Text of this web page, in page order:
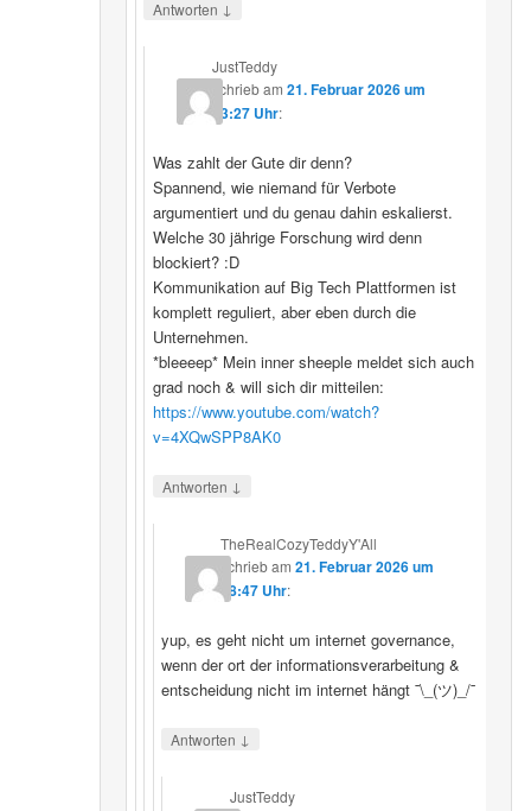
Antworten ↓
JustTeddy
schriebam 21. Februar 2026 um
13:27 Uhr:
Was zahlt der Gute dir denn?
Spannend, wie niemand für Verbote
argumentiert und du genau dahin eskalierst.
Welche 30 jährige Forschung wird denn
blockiert? :D
Kommunikation auf Big Tech Plattformen ist
komplett reguliert, aber eben durch die
Unternehmen.
*bleeeep* Mein inner sheeple meldet sich auch
grad noch & will sich dir mitteilen:
https://www.youtube.com/watch?
v=4XQwSPP8AK0
Antworten ↓
TheRealCozyTeddyY'All
schriebam21. Februar 2026 um
18:47 Uhr:
yup, es geht nicht um internet governance,
wenn der ort der informationsverarbeitung &
entscheidung nicht im internet hängt ¯\_(ツ)_/¯
Antworten ↓
JustTeddy